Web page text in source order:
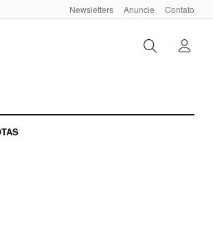
Newsletters Anuncie Contato